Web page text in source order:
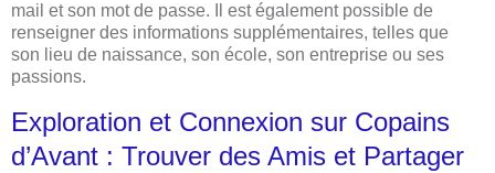
mail et son mot de passe. Il est également possible de
renseigner des informations supplémentaires, telles que
son lieu de naissance, son école, son entreprise ou ses
passions.
Exploration et Connexion sur Copains
d’Avant : Trouver des Amis et Partager